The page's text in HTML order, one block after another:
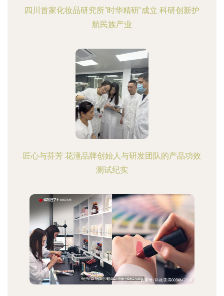
四川首家化妆品研究所“时华精研”成立 科研创新护
航民族产业
匠心与芬芳 花潼品牌创始人与研发团队的产品功效
测试纪实